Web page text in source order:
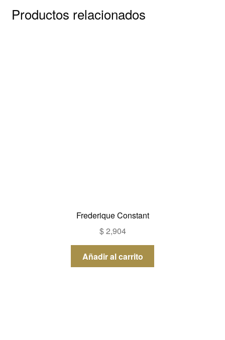
Productos relacionados
Frederique Constant
$2,904
Añadir al carrito